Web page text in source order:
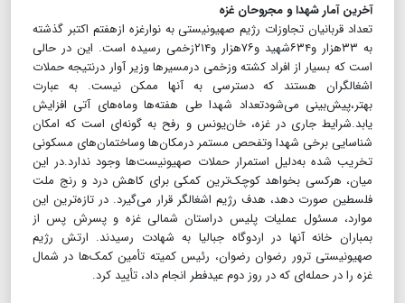
آخرین آمار شهدا و مجروحان غزه
تعداد قربانیان تجاوزات رژیم صهیونیستی به نوارغزه ازهفتم اکتبر گذشته
به ۳۳هزار و۶۳۴شهید و۷۶هزار و۲۱۴زخمی رسیده است. این در حالی
است که بسیار از افراد کشته وزخمی درمسیرها وزیر آوار درنتیجه حملات
اشغالگران هستند که دسترسی به آنها ممکن نیست. به عبارت
بهتر،پیش‌بینی می‌شودتعداد شهدا طی هفته‌ها وماه‌های آتی افزایش
یابد.شرایط جاری در غزه، خان‌یونس و رفح به گونه‌ای است که امکان
شناسایی برخی شهدا وتفحص مستمر درمکان‌ها وساختمان‌های مسکونی
تخریب شده به‌دلیل استمرار حملات صهیونیست‌ها وجود ندارد.در این
میان، هرکسی بخواهد کوچک‌‌ترین کمکی برای کاهش درد و رنج ملت
فلسطین صورت دهد، هدف رژیم اشغالگر قرار می‌گیرد. در تازه‌ترین این
موارد، مسئول عملیات پلیس دراستان شمالی غزه و پسرش پس از
بمباران خانه آنها در اردوگاه جبالیا به شهادت رسیدند. ارتش رژیم
صهیونیستی ترور رضوان رضوان، رئیس کمیته تأمین کمک‌ها در شمال
غزه را در حمله‌ای که در روز دوم عیدفطر انجام داد، تأیید کرد.